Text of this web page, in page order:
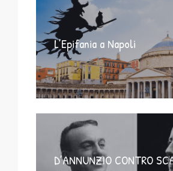
L’Epifania a Napoli
D’ANNUNZIO CONTRO